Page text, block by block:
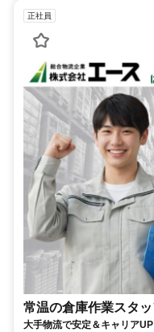
正社員
常温の倉庫作業スタッ
大手物流で安定＆キャリア